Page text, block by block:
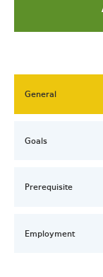
General
Goals
Prerequisite
Employment